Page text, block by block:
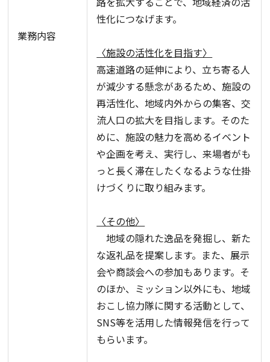
業務内容
性化につなげます。
〈施設の活性化を目指す〉
高速道路の延伸により、立ち寄る人
が減少する懸念があるため、施設の
再活性化、地域内外からの集客、交
流人口の拡大を目指します。そのた
めに、施設の魅力を高めるイベント
や企画を考え、実行し、来場者がも
っと長く滞在したくなるような仕掛
けづくりに取り組みます。
〈その他〉
地域の隠れた逸品を発掘し、新た
な返礼品を提案します。また、展示
会や商談会への参加もあります。そ
のほか、ミッション以外にも、地域
おこし協力隊に関する活動として、
SNS等を活用した情報発信を行って
もらいます。